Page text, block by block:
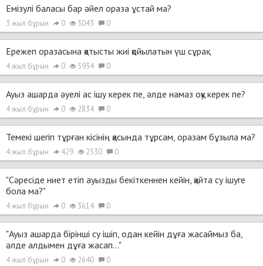
Емізулі баласы бар әйел ораза ұстай ма?
3 жыл бұрын 0 3043 0
Ережеп оразасына қатысты жиі қойылатын үш сұрақ
4 жыл бұрын 0 5934 0
Ауыз ашарда әуелі ас ішу керек пе, әлде намаз оқу керек пе?
4 жыл бұрын 0 2834 0
Темекі шегіп тұрған кісінің қасында тұрсам, оразам бұзыла ма?
4 жыл бұрын 429 2530 0
"Сәресіде ниет етіп ауызды бекіткеннен кейін, қайта су ішуге
бола ма?"
4 жыл бұрын 0 3614 0
"Ауыз ашарда бірінші су ішіп, одан кейін дұға жасаймыз ба,
әлде алдымен дұға жасап..."
4 жыл бұрын 0 2640 0